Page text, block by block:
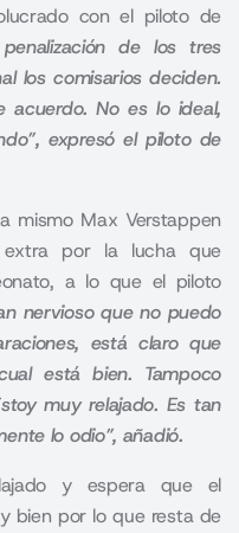
con el piloto de
de los tres
los comisarios deciden.
No es lo ideal,
expresó el piloto de
mismo Max Verstappen
extra por la lucha que
, a lo que el piloto
nervioso que no puedo
está claro que
está bien. Tampoco
muy relajado. Es tan
lo odio”, añadió.
y espera que el
bien por lo que resta de